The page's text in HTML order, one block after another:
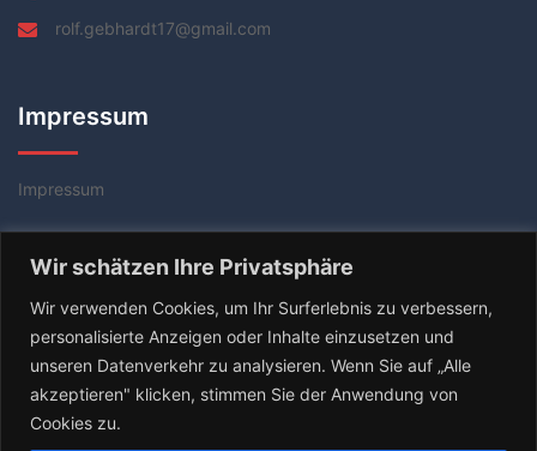
Wir schätzen Ihre Privatsphäre
Wir verwenden Cookies, um Ihr Surferlebnis zu verbessern,
personalisierte Anzeigen oder Inhalte einzusetzen und
unseren Datenverkehr zu analysieren. Wenn Sie auf „Alle
akzeptieren" klicken, stimmen Sie der Anwendung von
Cookies zu.
rolf.gebhardt17@gmail.com
Impressum
Impressum